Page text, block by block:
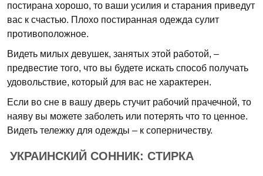
постирана хорошо, то ваши усилия и старания приведут
вас к счастью. Плохо постиранная одежда сулит
противоположное.
Видеть милых девушек, занятых этой работой, –
предвестие того, что вы будете искать способ получать
удовольствие, который для вас не характерен.
Если во сне в вашу дверь стучит рабочий прачечной, то
наяву вы можете заболеть или потерять что то ценное.
Видеть тележку для одежды – к соперничеству.
УКРАИНСКИЙ СОННИК: СТИРКА